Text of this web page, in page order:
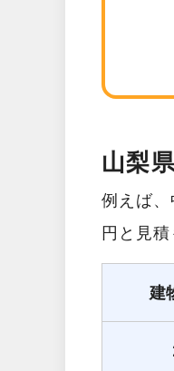
山梨
例えば
円と見積
建